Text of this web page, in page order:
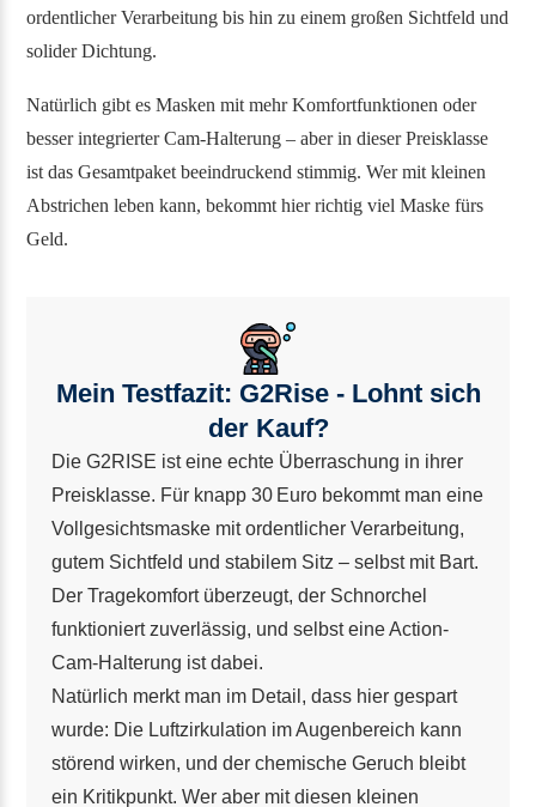
ordentlicher Verarbeitung bis hin zu einem großen Sichtfeld und
solider Dichtung.
Natürlich gibt es Masken mit mehr Komfortfunktionen oder
besser integrierter Cam-Halterung – aber in dieser Preisklasse
ist das Gesamtpaket beeindruckend stimmig. Wer mit kleinen
Abstrichen leben kann, bekommt hier richtig viel Maske fürs
Geld.
Mein Testfazit: G2Rise - Lohnt sich
der Kauf?
Die G2RISE ist eine echte Überraschung in ihrer
Preisklasse. Für knapp 30 Euro bekommt man eine
Vollgesichtsmaske mit ordentlicher Verarbeitung,
gutem Sichtfeld und stabilem Sitz – selbst mit Bart.
Der Tragekomfort überzeugt, der Schnorchel
funktioniert zuverlässig, und selbst eine Action-
Cam-Halterung ist dabei.
Natürlich merkt man im Detail, dass hier gespart
wurde: Die Luftzirkulation im Augenbereich kann
störend wirken, und der chemische Geruch bleibt
ein Kritikpunkt. Wer aber mit diesen kleinen